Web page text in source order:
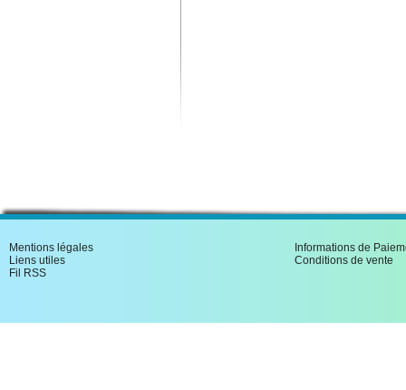
Mentions légales
Liens utiles
Fil RSS
Informations de
Conditions de vente